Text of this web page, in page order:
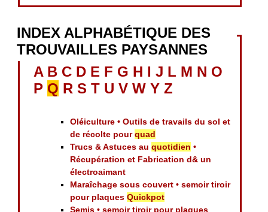
INDEX ALPHABÉTIQUE DES
TROUVAILLES PAYSANNES
A B C D E F G H I J L M N O
P Q R S T U V W Y Z
Oléiculture • Outils de travails du sol et
de récolte pourquad
Trucs & Astuces auquotidien •
Récupération et Fabrication d& un
électroaimant
Maraîchage sous couvert • semoir tiroir
pour plaquesQuickpot
Semis • semoir tiroir pour plaques